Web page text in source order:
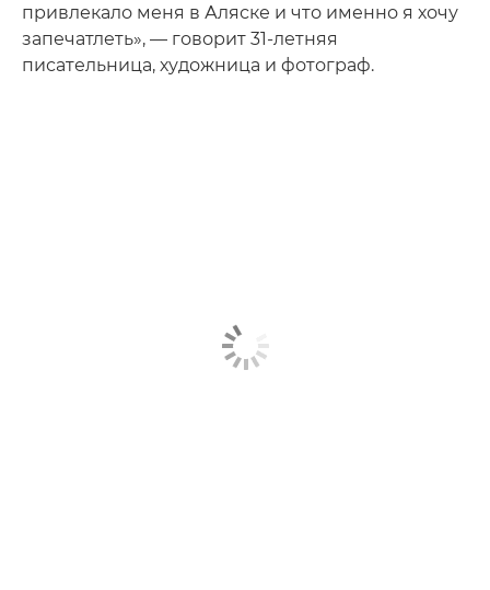
привлекало меня в Аляске и что именно я хочу
запечатлеть», — говорит 31-летняя
писательница, художница и фотограф.